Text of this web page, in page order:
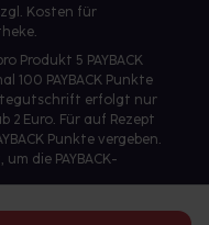
Kosten für
Produkt 5 PAYBACK
100 PAYBACK Punkte
erfolgt nur
2 Euro. Für auf Rezept
Punkte vergeben.
die PAYBACK-